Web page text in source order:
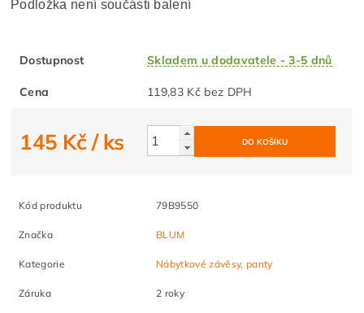
Podložka není součásti balení
Dostupnost Skladem u dodavatele - 3-5 dnů
Cena 119,83 Kč bez DPH
145 Kč/ ks
Kód produktu 79B9550
Značka BLUM
Kategorie Nábytkové závěsy, panty
Záruka 2 roky